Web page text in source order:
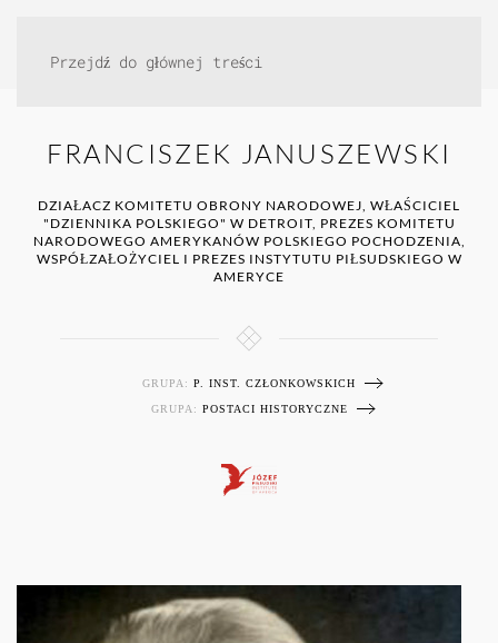
Przejdź do głównej treści
FRANCISZEK JANUSZEWSKI
DZIAŁACZ KOMITETU OBRONY NARODOWEJ, WŁAŚCICIEL
"DZIENNIKA POLSKIEGO" W DETROIT, PREZES KOMITETU
NARODOWEGO AMERYKANÓW POLSKIEGO POCHODZENIA,
WSPÓŁZAŁOŻYCIEL I PREZES INSTYTUTU PIŁSUDSKIEGO W
AMERYCE
GRUPA: P. INST. CZŁONKOWSKICH
GRUPA: POSTACI HISTORYCZNE